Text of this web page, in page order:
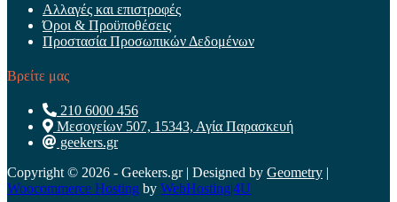
Αλλαγές και επιστροφές
Όροι & Προϋποθέσεις
Προστασία Προσωπικών Δεδομένων
Βρείτε μας
210 6000 456
Μεσογείων 507, 15343, Αγία Παρασκευή
geekers.gr
Copyright © 2026 - Geekers.gr | Designed by Geometry |
Woocommerce Hosting by WebHosting|4U